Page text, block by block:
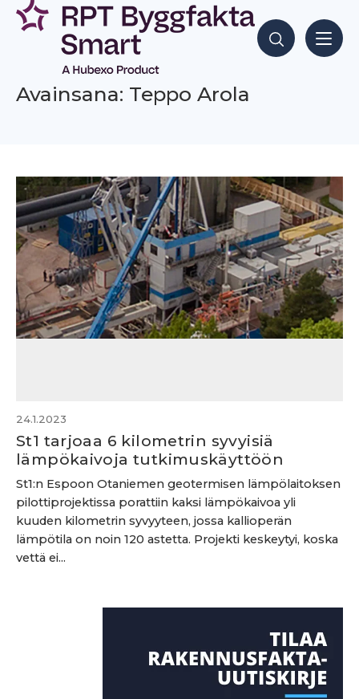
Siirry
sisältöön
Hae sisältöjä
Avainsana: Teppo Arola
24.1.2023
St1 tarjoaa 6 kilometrin syvyisiä
lämpökaivoja tutkimuskäyttöön
St1:n Espoon Otaniemen geotermisen lämpölaitoksen
pilottiprojektissa porattiin kaksi lämpökaivoa yli
kuuden kilometrin syvyyteen, jossa kallioperän
lämpötila on noin 120 astetta. Projekti keskeytyi, koska
vettä ei...